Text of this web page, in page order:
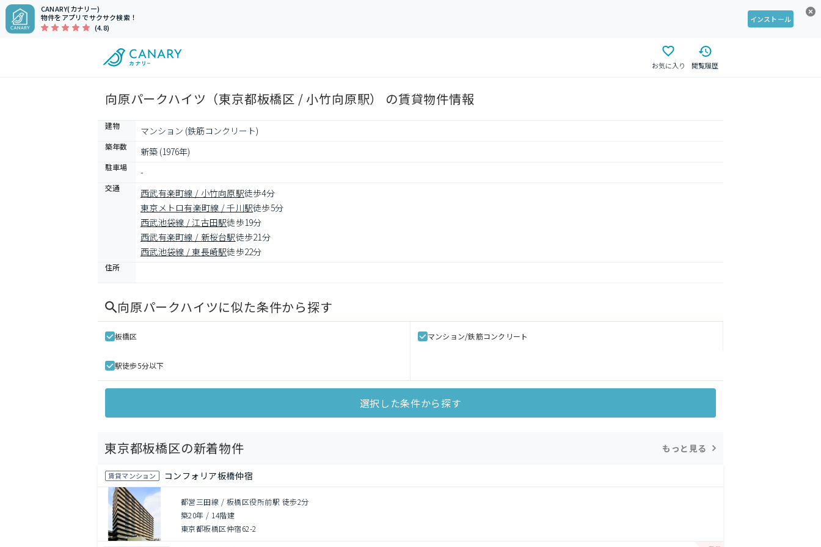
CANARY(カナリー)
物件をアプリでサクサク検索！
(4.8)
インストール
お気に入り 閲覧履歴
向原パークハイツ（東京都板橋区 / 小竹向原駅） の賃貸物件情報
建物 マンション (鉄筋コンクリート)
築年数 新築 (1976年)
駐車場 -
交通 西武有楽町線 / 小竹向原駅徒歩4分
東京メトロ有楽町線 / 千川駅徒歩5分
西武池袋線 / 江古田駅徒歩19分
西武有楽町線 / 新桜台駅徒歩21分
西武池袋線 / 東長崎駅徒歩22分
住所
向原パークハイツに似た条件から探す
板橋区 マンション/鉄筋コンクリート
駅徒歩5分以下
選択した条件から探す
東京都板橋区の新着物件 もっと見る
賃貸マンション コンフォリア板橋仲宿
都営三田線 / 板橋区役所前駅 徒歩2分
築20年 / 14階建
東京都板橋区仲宿62-2